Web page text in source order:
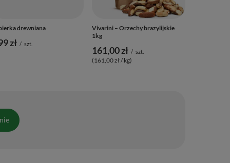
drewniana
zł / szt.
Vivarini – Orzechy brazylijskie
1kg
161,00 zł / szt.
(161,00 zł / kg)